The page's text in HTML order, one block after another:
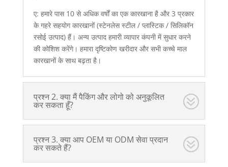
ए: हमारे पास 10 से अधिक वर्षों का एक कारखाना है और 3 प्रकार
के गहरे सहयोग कारखानों (स्टेनलेस स्टील / प्लास्टिक / सिलिकॉन
रसोई उत्पाद) हैं। अन्य उत्पाद हमारी व्यापार कंपनी में सुधार करने
की कोशिश करेंगे। हमारा दृष्टिकोण खरीदार और सभी कच्चे माल
कारखानों के साथ बढ़ता है।
प्रश्न 2. क्या मैं पैकिंग और लोगो को अनुकूलित
कर सकता हूँ?
प्रश्न 3. क्या आप OEM या ODM सेवा प्रदान
कर सकते हैं?